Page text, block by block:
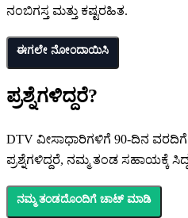
ನಂಬಿಗಸ್ತ ಮತ್ತು ಕಷ್ಟರಹಿತ.
ಈಗಲೇ ನೋಂದಾಯಿಸಿ
ಪ್ರಶ್ನೆಗಳಿದ್ದರೆ?
DTV ವೀಸಾಧಾರಿಗಳಿಗೆ 90-ದಿನ
ಪ್ರಶ್ನೆಗಳಿದ್ದರೆ, ನಮ್ಮ ತಂಡ ಸಹಾಯಕ್ಕೆ
ನಮ್ಮ ತಂಡದೊಂದಿಗೆ ಚಾಟ್ ಮಾಡಿ